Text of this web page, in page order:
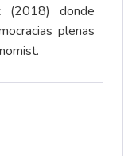
(2018) donde
plenas